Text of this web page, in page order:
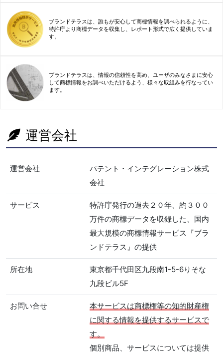
ブランドテラスは、誰もが安心して商標情報を調べられるように、
特許庁より商標データを収集し、レポート形式で広く提供していま
す。
ブランドテラスは、情報の信頼性を高め、ユーザのみなさまに安心
して商標情報をお調べいただけるよう、様々な取組みを行なってい
ます。
運営会社
運営会社
パテント・インテグレーション株式
会社
サービス
特許庁発行の過去２０年、約３００
万件の商標データを収録した、国内
最大規模の商標情報サービス『ブラ
ンドテラス』の提供
所在地
東京都千代田区九段南1-5-6りそな
九段ビル5F
お問い合せ
本サービスは商標権等の知的財産権
に関する情報を提供するサービスで
す。
個別商品、サービスについては提供